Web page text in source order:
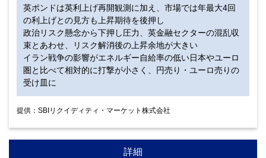
英ポンドは英利上げ再開観測に加え、市場では年最大4回
の利上げとの見方も上昇期待を後押し
政治リスク懸念から下押し圧力、英金融セクターの混乱収
束とあわせ、
リスク解消後の上昇余地が大きい
イラン戦争の影響がエネルギー自給率の低い日本やユーロ
圏と比べて相対的に打撃が小さく、 円売り・ユーロ売りの
受け皿に
提供：SBIリクイディティ・マーケット株式会社
詳細